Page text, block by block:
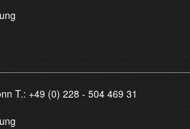
T.: +49 (0) 228 - 504 469 31